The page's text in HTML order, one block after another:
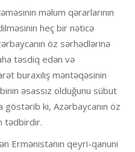
məlum qərarlarının
heç bir nəticə
öz sərhədlərinə
təsdiq edən və
buraxılış məntəqəsinin
əsassız olduğunu sübut
ki, Azərbaycanın öz
tədbirdir.
Ermənistanın qeyri-qanuni